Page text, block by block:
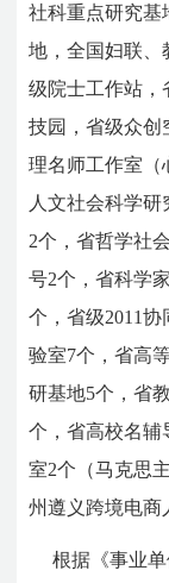
社科重点研究基
地，全国妇联、
级院士工作站，
技园，省级众创
理名师工作室（
人文社会科学
2个，省哲学社
号2个，省科学
个，省级2011
验室7个，省高
研基地5个，省
个，省高校名辅
室2个（马克思
州遵义跨境电商
根据《事业